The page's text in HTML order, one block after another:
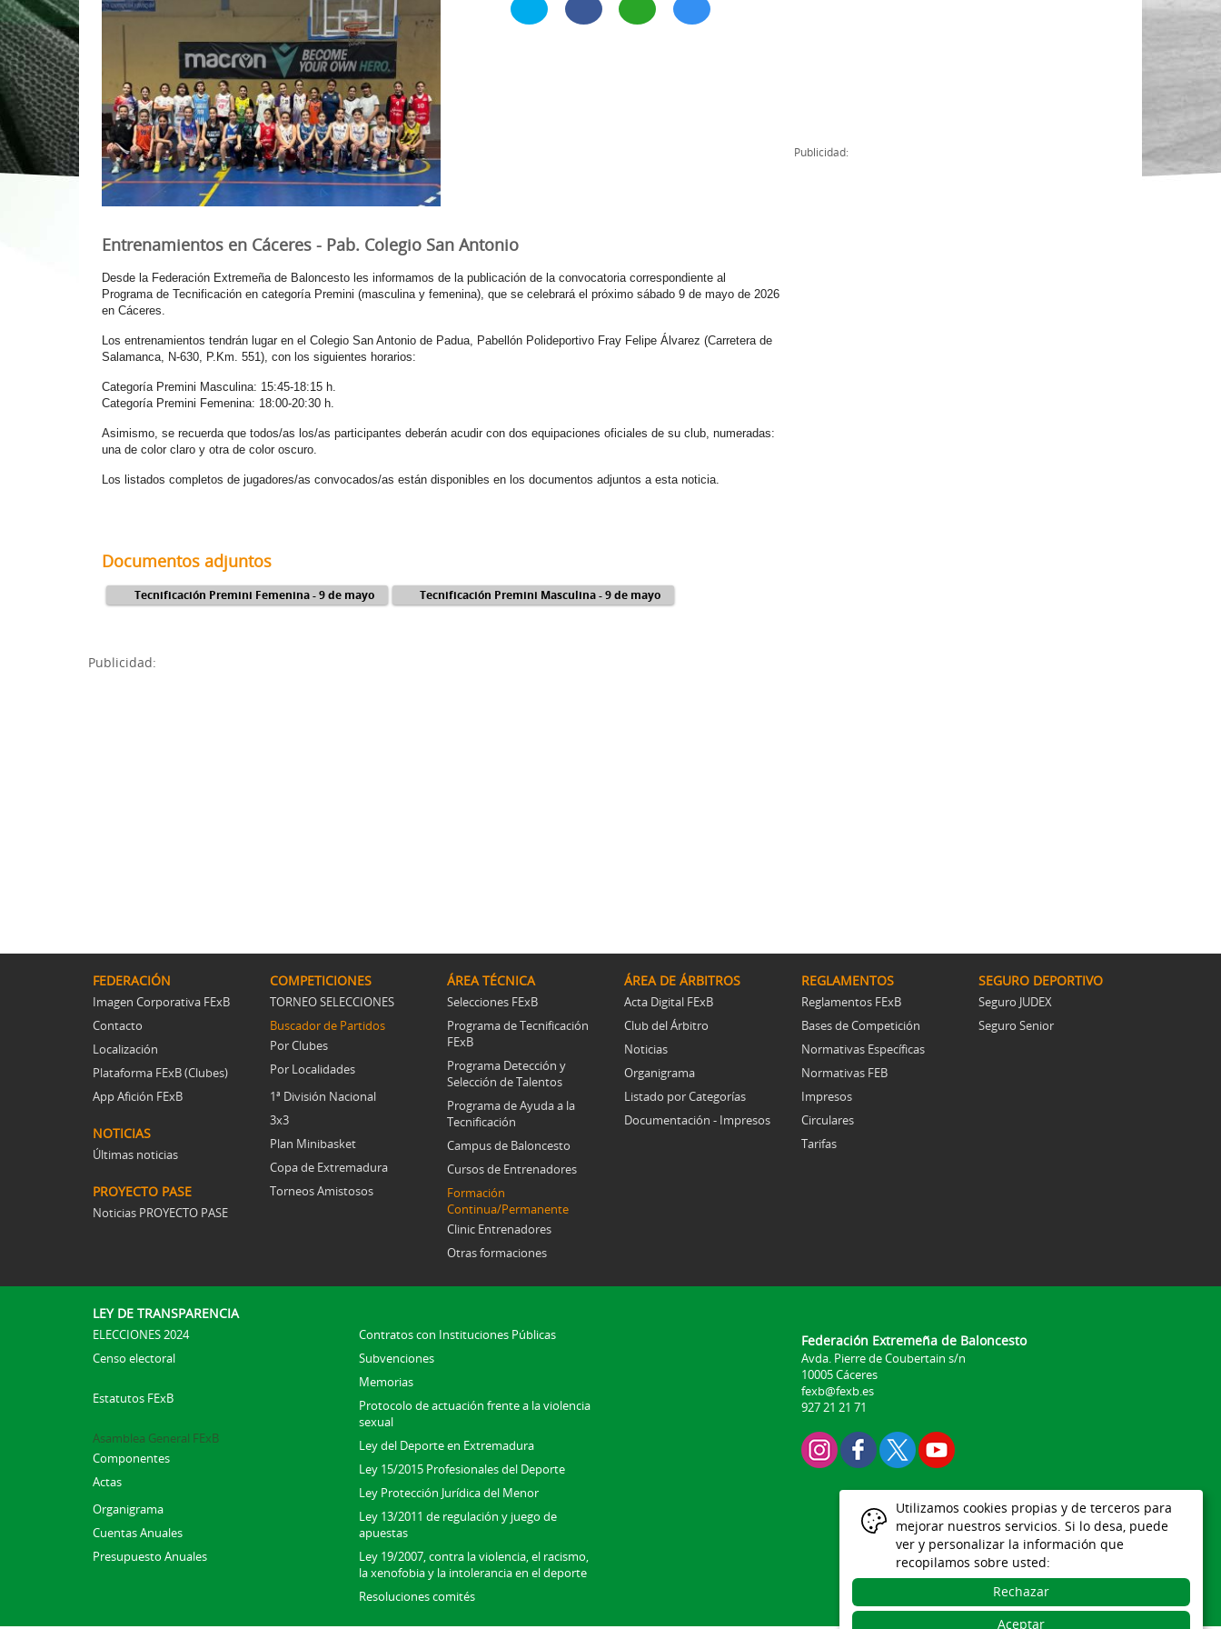
1ª División Nacional
3x3
Plan Minibasket
Copa de Extremadura
Torneos Amistosos
Formación Continua/Permanente
Tarifas
Subvenciones
Entrenamientos en Cáceres - Pab. Colegio San Antonio
Desde la Federación Extremeña de Baloncesto les informamos de la publicación de la convocatoria correspondiente al
Programa de Tecnificación en categoría Premini (masculina y femenina), que se celebrará el próximo sábado 9 de mayo de 2026
en Cáceres.
Los entrenamientos tendrán lugar en el Colegio San Antonio de Padua, Pabellón Polideportivo Fray Felipe Álvarez (Carretera de
Salamanca, N-630, P.Km. 551), con los siguientes horarios:
Categoría Premini Masculina: 15:45-18:15 h.
Categoría Premini Femenina: 18:00-20:30 h.
Asimismo, se recuerda que todos/as los/as participantes deberán acudir con dos equipaciones oficiales de su club, numeradas:
una de color claro y otra de color oscuro.
Los listados completos de jugadores/as convocados/as están disponibles en los documentos adjuntos a esta noticia.
Documentos adjuntos
Tecnificación Premini Femenina - 9 de mayo Tecnificación Premini Masculina - 9 de mayo
Publicidad:
Publicidad:
FEDERACIÓN
Imagen Corporativa FExB
Contacto
Localización
Plataforma FExB (Clubes)
App Afición FExB
NOTICIAS
Últimas noticias
PROYECTO PASE
Noticias PROYECTO PASE
COMPETICIONES
TORNEO SELECCIONES
Buscador de Partidos
Por Clubes
Por Localidades
1ª División Nacional
3x3
Plan Minibasket
Copa de Extremadura
Torneos Amistosos
ÁREA TÉCNICA
Selecciones FExB
Programa de Tecnificación
FExB
Programa Detección y
Selección de Talentos
Programa de Ayuda a la
Tecnificación
Campus de Baloncesto
Cursos de Entrenadores
Formación
Continua/Permanente
Clinic Entrenadores
Otras formaciones
ÁREA DE ÁRBITROS
Acta Digital FExB
Club del Árbitro
Noticias
Organigrama
Listado por Categorías
Documentación - Impresos
REGLAMENTOS
Reglamentos FExB
Bases de Competición
Normativas Específicas
Normativas FEB
Impresos
Circulares
Tarifas
SEGURO DEPORTIVO
Seguro JUDEX
Seguro Senior
LEY DE TRANSPARENCIA
ELECCIONES 2024
Censo electoral
Estatutos FExB
Asamblea General FExB
Componentes
Actas
Organigrama
Cuentas Anuales
Presupuesto Anuales
Contratos con Instituciones Públicas
Subvenciones
Memorias
Protocolo de actuación frente a la violencia
sexual
Ley del Deporte en Extremadura
Ley 15/2015 Profesionales del Deporte
Ley Protección Jurídica del Menor
Ley 13/2011 de regulación y juego de
apuestas
Ley 19/2007, contra la violencia, el racismo,
la xenofobia y la intolerancia en el deporte
Resoluciones comités
Federación Extremeña de Baloncesto
Avda. Pierre de Coubertain s/n
10005 Cáceres
fexb@fexb.es
927 21 21 71
Utilizamos cookies propias y de terceros para
mejorar nuestros servicios. Si lo desa, puede
ver y personalizar la información que
recopilamos sobre usted:
Rechazar
Aceptar